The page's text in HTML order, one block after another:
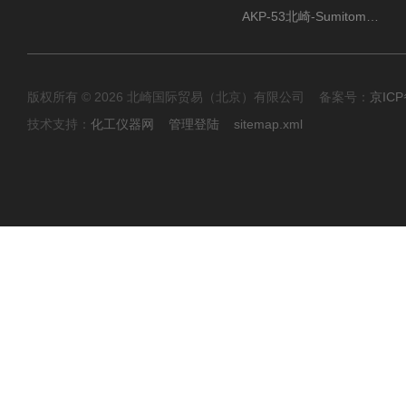
版权所有 © 2026 北崎国际贸易（北京）有限公司 备案号： 京
技术支持： 化工仪器网 管理登陆 sitemap.xml